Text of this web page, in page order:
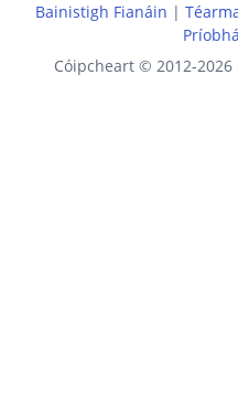
Bainistigh Fianáin |
Cóipcheart © 2012-2026